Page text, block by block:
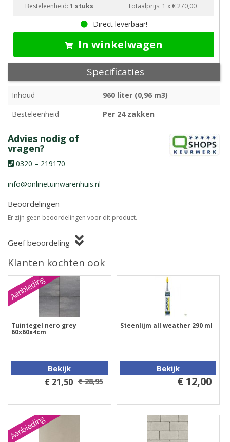
Besteleenheid:1 stuks Totaalprijs: 1 x€ 270,00
Direct leverbaar!
In winkelwagen
Specificaties
Inhoud
960 liter (0,96 m3)
Besteleenheid
Per 24 zakken
Advies nodig of
vragen?
0320 – 219170
info@onlinetuinwarenhuis.nl
Beoordelingen
Er zijn geen beoordelingen voor dit product.
Geef beoordeling
Klanten kochten ook
Aanbieding
Tuintegel nero grey
60x60x4cm
Bekijk
€ 21,50 € 28,95
Steenlijm all weather 290 ml
Bekijk
€ 12,00
Aanbieding